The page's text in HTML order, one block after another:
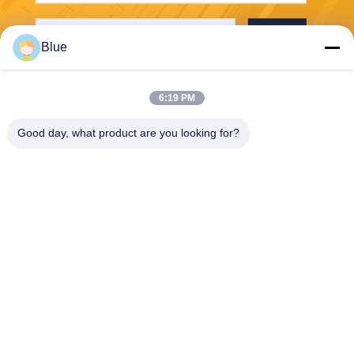
Blue
6:19 PM
Good day, what product are you looking for?